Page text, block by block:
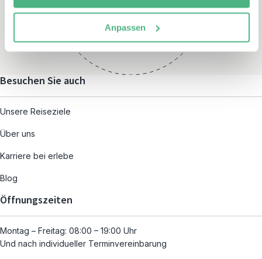
Anpassen
und nach individueller
Terminvereinbarung
Besuchen Sie auch
Unsere Reiseziele
Über uns
Karriere bei erlebe
Blog
Öffnungszeiten
Montag – Freitag: 08:00 – 19:00 Uhr
Und nach individueller Terminvereinbarung